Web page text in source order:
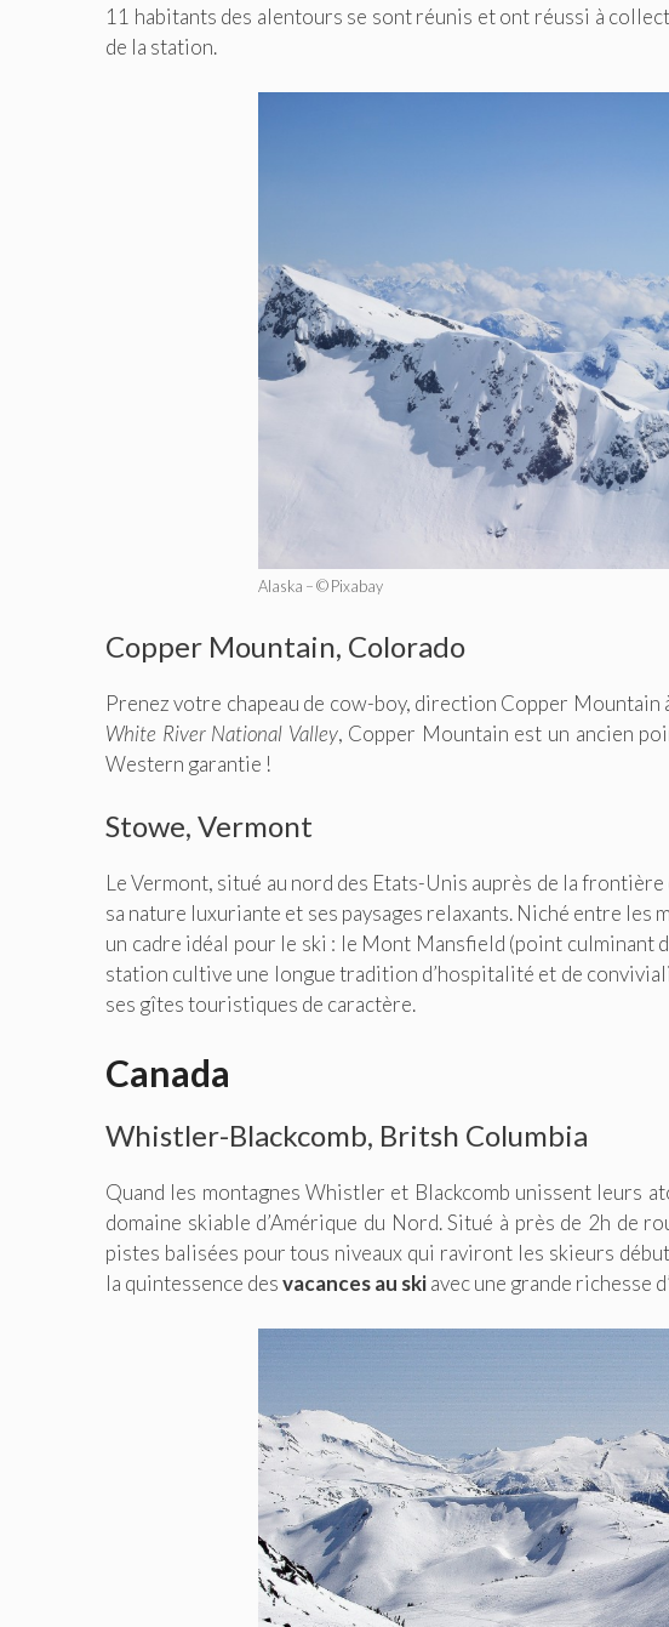
11 habitants des alentours se sont réunis et ont réussi à
de la station.
Alaska – © Pixabay
Copper Mountain, Colorado
Prenez votre chapeau de cow-boy, direction Copper Mountain
White River National Valley, Copper Mountain est un ancien
Western garantie !
Stowe, Vermont
Le Vermont, situé au nord des Etats-Unis auprès de la
sa nature luxuriante et ses paysages relaxants. Niché entre
un cadre idéal pour le ski : le Mont Mansfield (point culminant
station cultive une longue tradition d’hospitalité et de
ses gîtes touristiques de caractère.
Canada
Whistler-Blackcomb, Britsh Columbia
Quand les montagnes Whistler et Blackcomb unissent leurs
domaine skiable d’Amérique du Nord. Situé à près de 2h de
pistes balisées pour tous niveaux qui raviront les skieurs
la quintessence desvacances au skiavec une grande richesse